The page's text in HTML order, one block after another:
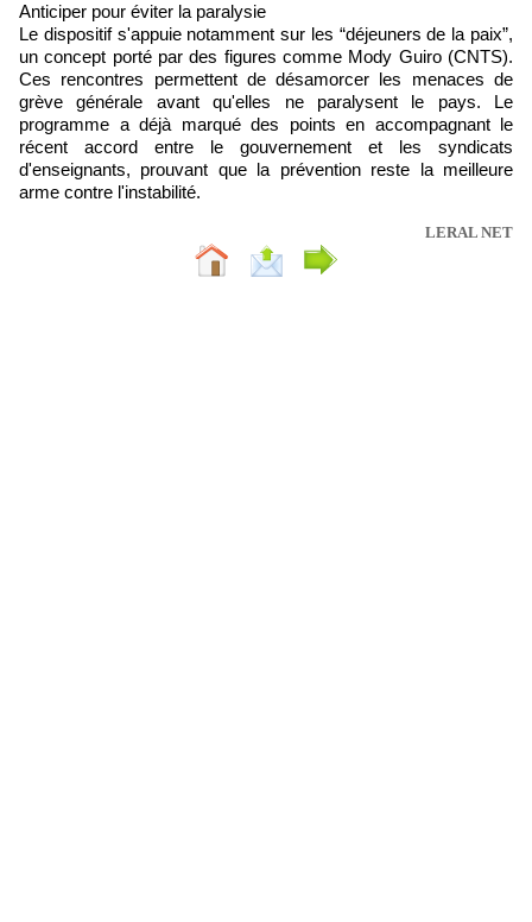
Anticiper pour éviter la paralysie
Le dispositif s'appuie notamment sur les “déjeuners de la paix”,
un concept porté par des figures comme Mody Guiro (CNTS).
Ces rencontres permettent de désamorcer les menaces de
grève générale avant qu'elles ne paralysent le pays. Le
programme a déjà marqué des points en accompagnant le
récent accord entre le gouvernement et les syndicats
d'enseignants, prouvant que la prévention reste la meilleure
arme contre l'instabilité.
LERAL NET